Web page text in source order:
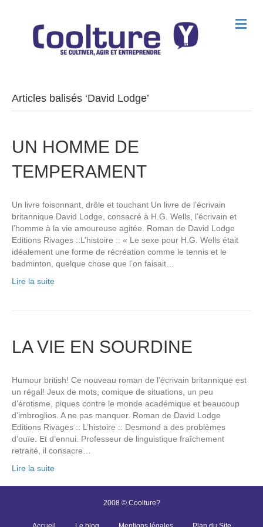
M
e
Articles balisés ‘David Lodge’
UN HOMME DE
TEMPERAMENT
Un livre foisonnant, drôle et touchant Un livre de l’écrivain
britannique David Lodge, consacré à H.G. Wells, l’écrivain et
l’homme à la vie amoureuse agitée. Roman de David Lodge
Editions Rivages ::L’histoire :: « Le sexe pour H.G. Wells était
idéalement une forme de récréation comme le tennis et le
badminton, quelque chose que l’on faisait…
Lire la suite
LA VIE EN SOURDINE
Humour british! Ce nouveau roman de l’écrivain britannique est
un régal! Jeux de mots, comique de situations, un peu
d’érotisme, piques contre le monde académique et beaucoup
d’imbroglios. A ne pas manquer. Roman de David Lodge
Editions Rivages :: L’histoire :: Desmond a des problèmes
d’ouïe. Et d’ennui. Professeur de linguistique fraîchement
retraité, il consacre…
Lire la suite
2008 © Coolture?